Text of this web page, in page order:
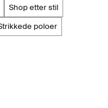
shop etter stil
strikkede poloer